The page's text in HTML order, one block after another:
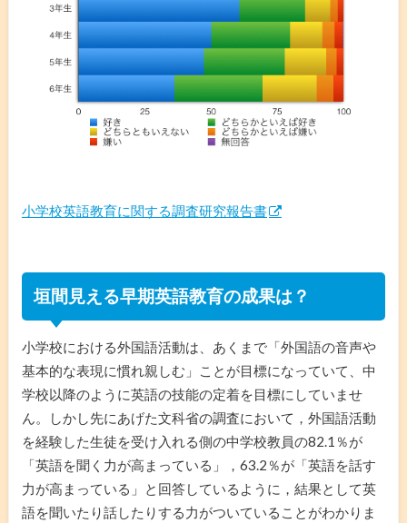
小学校英語教育に関する調査研究報告書
垣間見える早期英語教育の成果は？
小学校における外国語活動は、あくまで「外国語の音声や
基本的な表現に慣れ親しむ」ことが目標になっていて、中
学校以降のように英語の技能の定着を目標にしていませ
ん。しかし先にあげた文科省の調査において，外国語活動
を経験した生徒を受け入れる側の中学校教員の82.1％が
「英語を聞く力が高まっている」，63.2％が「英語を話す
力が高まっている」と回答しているように，結果として英
語を聞いたり話したりする力がついていることがわかりま